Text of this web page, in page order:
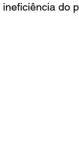
do